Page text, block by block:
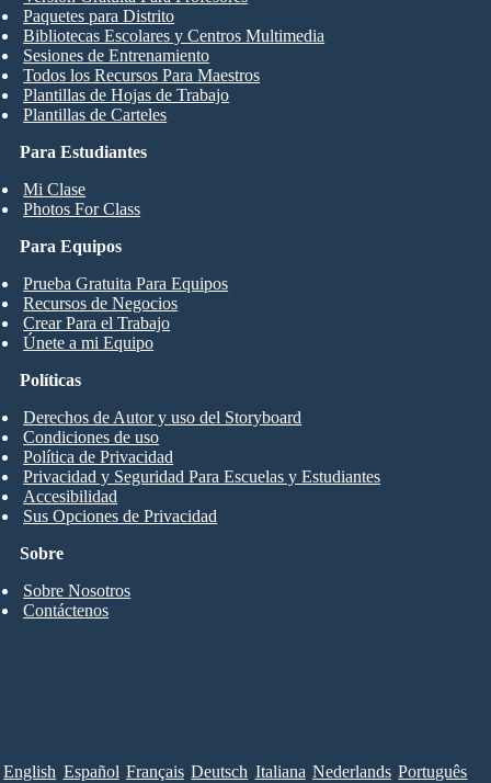
Para Estudiantes
Mi Clase
Photos For Class
Paquetes para Distrito
Bibliotecas Escolares y Centros Multimedia
Sesiones de Entrenamiento
Todos los Recursos Para Maestros
Plantillas de Hojas de Trabajo
Plantillas de Carteles
Para Equipos
Prueba Gratuita Para Equipos
Recursos de Negocios
Crear Para el Trabajo
Únete a mi Equipo
Sobre
Sobre Nosotros
Contáctenos
Políticas
Derechos de Autor y uso del Storyboard
Condiciones de uso
Política de Privacidad
Privacidad y Seguridad Para Escuelas y Estudiantes
Accesibilidad
Sus Opciones de Privacidad
English Español Français Deutsch Italiana Nederlands Português